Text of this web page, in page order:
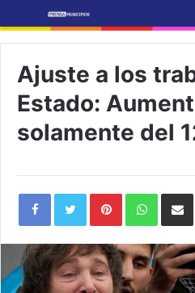
Ajuste a los
Estado:
solamente del
Pinterest